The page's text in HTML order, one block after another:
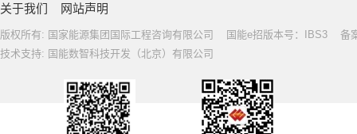
关于我们 网站声明
版权所有: 国家能源集团国际工程咨询有限公司 国能e招版本号：IBS3 备
技术支持: 国能数智科技开发（北京）有限公司